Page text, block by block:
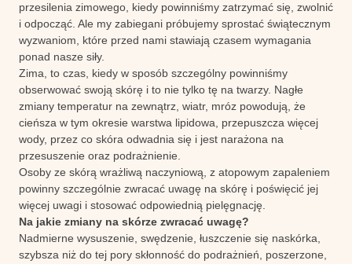
przesilenia zimowego, kiedy powinniśmy zatrzymać się, zwolnić
i odpocząć. Ale my zabiegani próbujemy sprostać świątecznym
wyzwaniom, które przed nami stawiają czasem wymagania
ponad nasze siły.
Zima, to czas, kiedy w sposób szczególny powinniśmy
obserwować swoją skórę i to nie tylko tę na twarzy. Nagłe
zmiany temperatur na zewnątrz, wiatr, mróz powodują, że
cieńsza w tym okresie warstwa lipidowa, przepuszcza więcej
wody, przez co skóra odwadnia się i jest narażona na
przesuszenie oraz podrażnienie.
Osoby ze skórą wrażliwą naczyniową, z atopowym zapaleniem
powinny szczególnie zwracać uwagę na skórę i poświęcić jej
więcej uwagi i stosować odpowiednią pielęgnację.
Na jakie zmiany na skórze zwracać uwagę?
Nadmierne wysuszenie, swędzenie, łuszczenie się naskórka,
szybsza niż do tej pory skłonność do podrażnień, poszerzone,